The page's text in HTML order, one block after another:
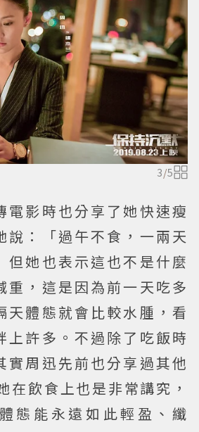
3/5
電影時也分享了她快速瘦
說：「過午不食，一兩天
但她也表示這也不是什麼
重，這是因為前一天吃多
天體態就會比較水腫，看
上許多。不過除了吃飯時
實周迅先前也分享過其他
在飲食上也是非常講究，
態能永遠如此輕盈、纖